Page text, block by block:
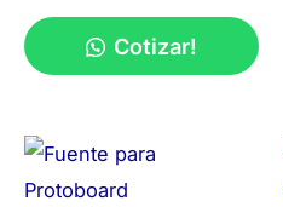
Cotizar!